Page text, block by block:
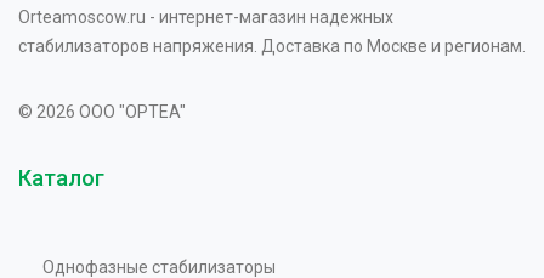
Orteamoscow.ru - интернет-магазин надежных
стабилизаторов напряжения. Доставка по Москве и регионам.
© 2026 OOO "OPTEA"
Каталог
Однофазные стабилизаторы